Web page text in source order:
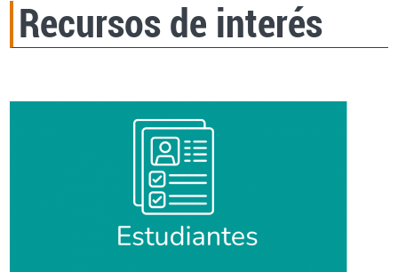
Recursos de interés